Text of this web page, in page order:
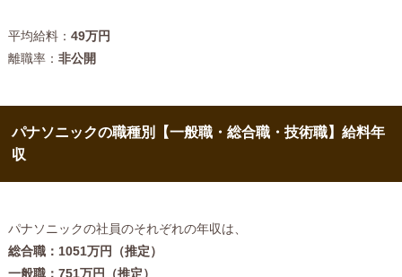
平均給料： 49万円
離職率： 非公開
パナソニックの職種別【一般職・総合職・技術職】給料年
収
パナソニックの社員のそれぞれの年収は、
総合職：1051万円（推定）
一般職：751万円（推定）